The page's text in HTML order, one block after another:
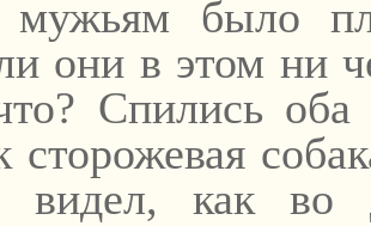
было
они в этом ни
Спились
сторожевая
видел, как во